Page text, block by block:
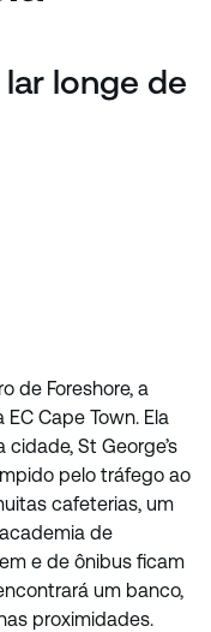
lar longe de
de Foreshore, a
Cape Town. Ela
St George’s
pelo tráfego ao
cafeterias, um
de
e de ônibus ficam
um banco,
proximidades.